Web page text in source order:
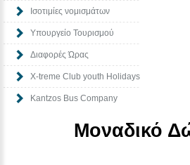
Ισοτιμίες νομισμάτων
Υπουργείο Τουρισμού
Διαφορές Ώρας
Χ-treme Club youth Holidays
Kantzos Bus Company
Μοναδικό